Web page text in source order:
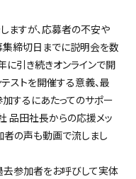
ますが、応募者の不安や
集締切日までに説明会を数
に引き続きオンラインで開
ストを開催する意義、最
するにあたってのサポー
品田社長からの応援メッ
の声も動画で流しまし
去参加者をお呼びして実体